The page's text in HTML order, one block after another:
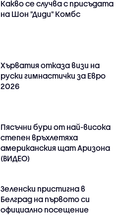
Какво се случва с присъдата
на Шон "Диди" Комбс
Хърватия отказа визи на
руски гимнастички за Евро
2026
Пясъчни бури от най-висока
степен връхлетяха
американския щат Аризона
(ВИДЕО)
Зеленски пристигна в
Белград на първото си
официално посещение